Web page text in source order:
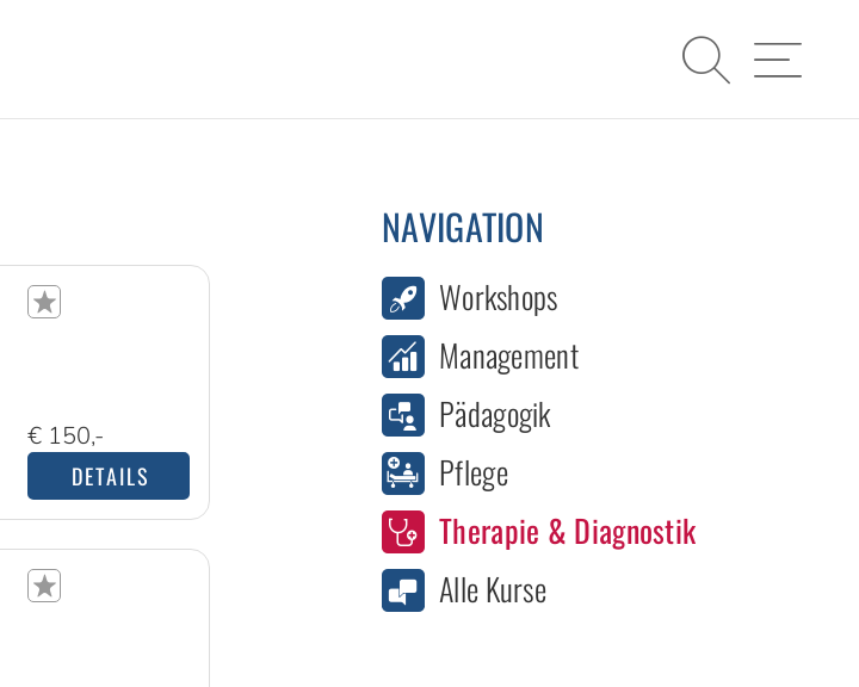
€ 150,-
DETAILS
NAVIGATION
Workshops
Management
Pädagogik
Pflege
Therapie & Diagnostik
Alle Kurse